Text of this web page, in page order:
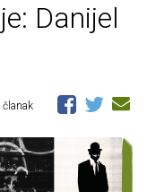
Danijel
članak